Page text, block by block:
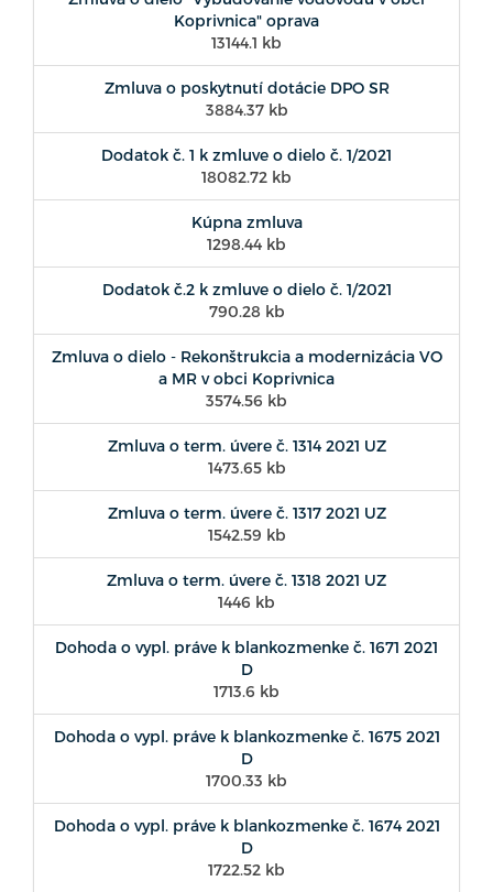
Koprivnica" oprava
13144.1 kb
Zmluva o poskytnutí dotácie DPO SR
3884.37 kb
Dodatok č. 1 k zmluve o dielo č. 1/2021
18082.72 kb
Kúpna zmluva
1298.44 kb
Dodatok č.2 k zmluve o dielo č. 1/2021
790.28 kb
Zmluva o dielo - Rekonštrukcia a modernizácia VO
a MR v obci Koprivnica
3574.56 kb
Zmluva o term. úvere č. 1314 2021 UZ
1473.65 kb
Zmluva o term. úvere č. 1317 2021 UZ
1542.59 kb
Zmluva o term. úvere č. 1318 2021 UZ
1446 kb
Dohoda o vypl. práve k blankozmenke č. 1671 2021
D
1713.6 kb
Dohoda o vypl. práve k blankozmenke č. 1675 2021
D
1700.33 kb
Dohoda o vypl. práve k blankozmenke č. 1674 2021
D
1722.52 kb